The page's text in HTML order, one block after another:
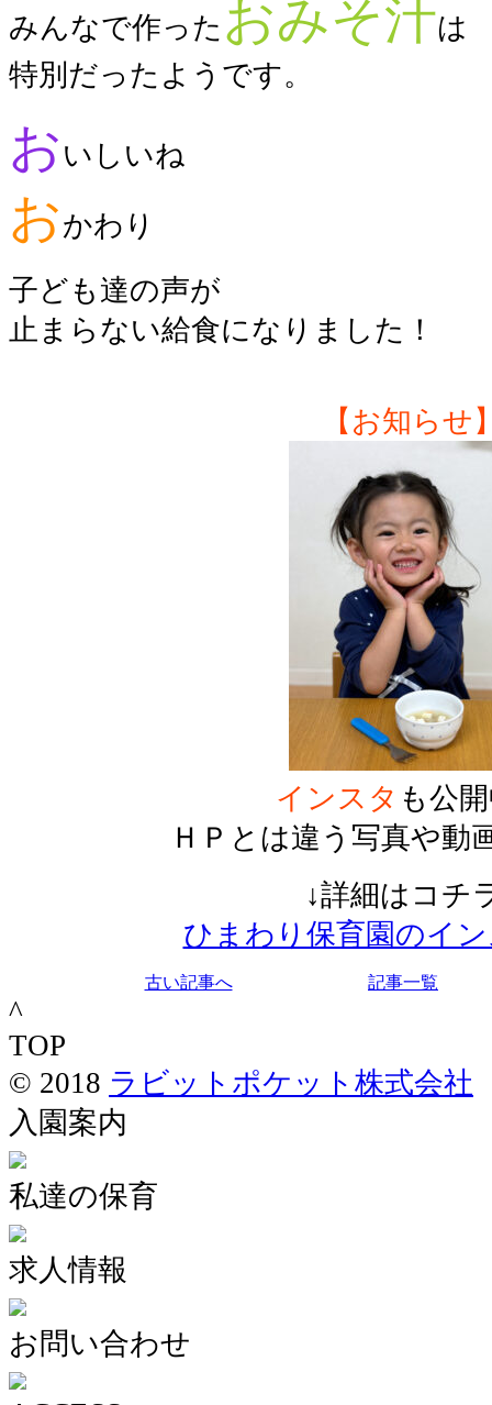
みんなで作った おみそ汁は
特別だったようです。
お いしいね
おかわり
子ども達の声が
止まらない給食になりました！
【お知らせ
インスタ も公
ＨＰとは違う写真や動
↓詳細はコチ
ひまわり保育園のイ
古い記事へ 記事一覧
^
TOP
© 2018 ラビットポケット株式会社
入園案内
私達の保育
求人情報
お問い合わせ